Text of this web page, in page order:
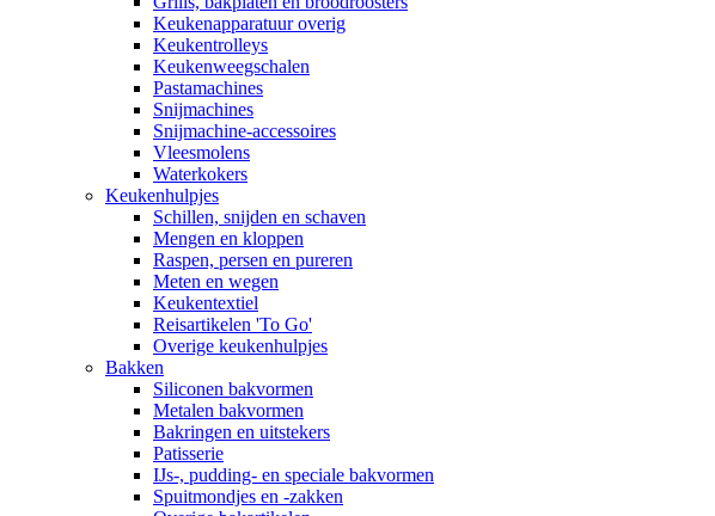
Keukenapparatuur overig
Keukentrolleys
Keukenweegschalen
Pastamachines
Snijmachines
Snijmachine-accessoires
Vleesmolens
Waterkokers
Keukenhulpjes
Schillen, snijden en schaven
Mengen en kloppen
Raspen, persen en pureren
Meten en wegen
Keukentextiel
Reisartikelen 'To Go'
Overige keukenhulpjes
Bakken
Siliconen bakvormen
Metalen bakvormen
Bakringen en uitstekers
Patisserie
IJs-, pudding- en speciale bakvormen
Spuitmondjes en -zakken